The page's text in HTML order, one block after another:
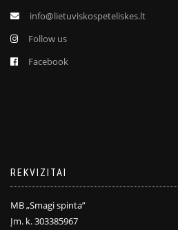
info@lietuviskospeteliskes.lt
Follow us
Facebook
REKVIZITAI
MB „Smagi spinta”
Įm. k. 303385967